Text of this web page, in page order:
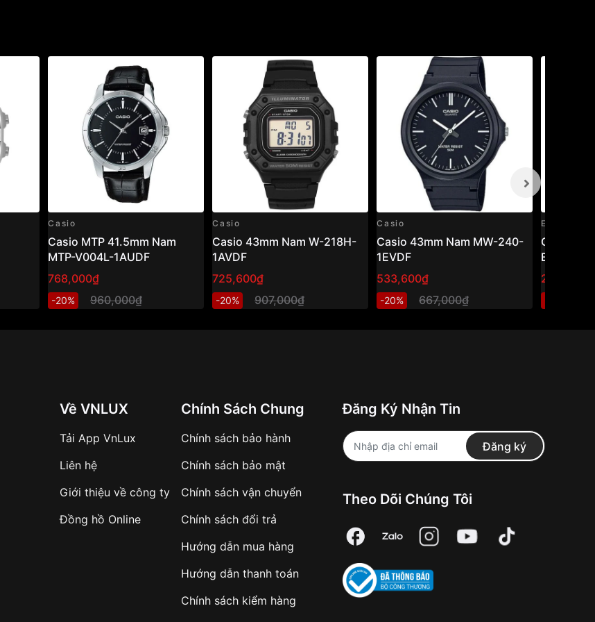
Casio
Casio MTP 41.5mm Nam
MTP-V004L-1AUDF
768,000₫
-20% 960,000₫
Casio
Casio 43mm Nam W-218H-
1AVDF
725,600₫
-20% 907,000₫
Casio
Casio 43mm Nam MW-240-
1EVDF
533,600₫
-20% 667,000₫
Edifice
Casio
EFR-
Về VNLUX
Tải App VnLux
Liên hệ
Giới thiệu về công ty
Đồng hồ Online
Chính Sách Chung
Chính sách bảo hành
Chính sách bảo mật
Chính sách vận chuyển
Chính sách đổi trả
Hướng dẫn mua hàng
Hướng dẫn thanh toán
Chính sách kiểm hàng
Đăng Ký Nhận Tin
Đăng ký
Theo Dõi Chúng Tôi